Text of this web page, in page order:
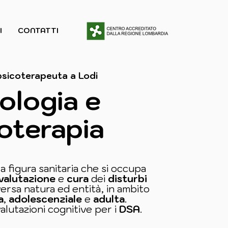
CONTATTI
a Lodi
e
figura sanitaria che si occupa
e cura dei disturbi
natura ed entità, in ambito
, adolescenziale e adulta.
cognitive per i DSA.